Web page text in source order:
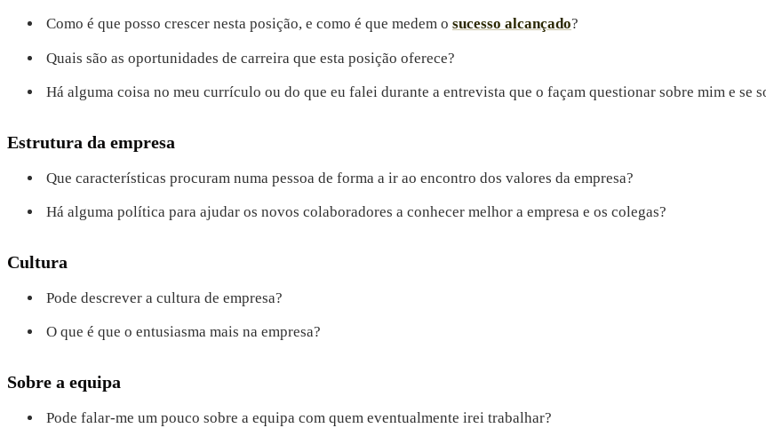
Como é que posso crescer nesta posição, e como é que medem o sucesso alcançado?
Quais são as oportunidades de carreira que esta posição oferece?
Há alguma coisa no meu currículo ou do que eu falei durante a entrevista que o façam questionar sobre mim e se
Estrutura da empresa
Que características procuram numa pessoa de forma a ir ao encontro dos valores da empresa?
Há alguma política para ajudar os novos colaboradores a conhecer melhor a empresa e os colegas?
Cultura
Pode descrever a cultura de empresa?
O que é que o entusiasma mais na empresa?
Sobre a equipa
Pode falar-me um pouco sobre a equipa com quem eventualmente irei trabalhar?